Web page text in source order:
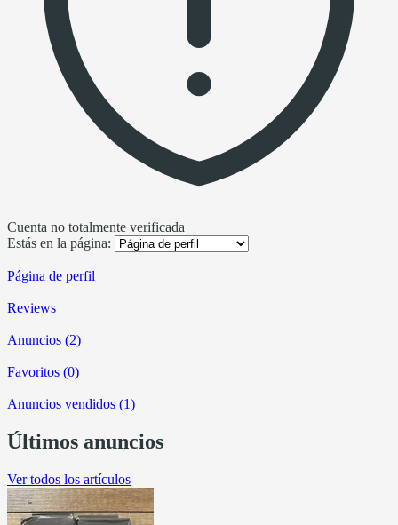
Cuenta no totalmente verificada
Estás en la página:
Página de perfil
Reviews
Anuncios (2)
Favoritos (0)
Anuncios vendidos (1)
Últimos anuncios
Ver todos los artículos